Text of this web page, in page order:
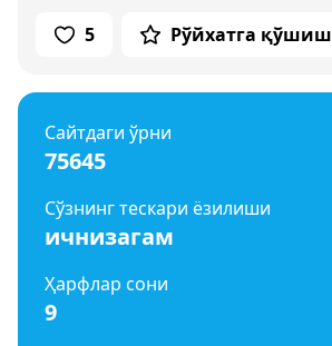
5 Рўйхатга қўшиш
Сайтдаги ўрни
75645
Сўзнинг тескари ёзилиши
ичнизагам
Ҳарфлар сони
9